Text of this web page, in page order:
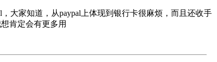
大家知道，从paypal上体现到银行卡很麻烦，而且还收手
肯定会有更多用